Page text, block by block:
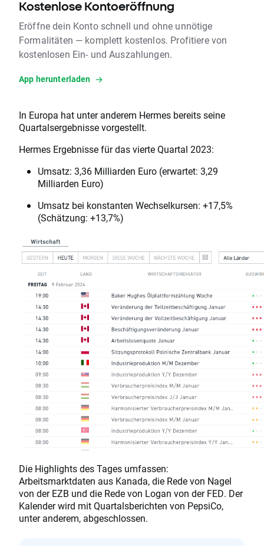
Kostenlose Kontoeröffnung
Eröffne dein Konto schnell und ohne unnötige
Formalitäten — komplett kostenlos. Profitiere von
kostenlosen Ein- und Auszahlungen.
App herunterladen
In Europa hat unter anderem Hermes bereits seine
Quartalsergebnisse vorgestellt.
Hermes Ergebnisse für das vierte Quartal 2023:
Umsatz: 3,36 Milliarden Euro (erwartet: 3,29
Milliarden Euro)
Umsatz bei konstanten Wechselkursen: +17,5%
(Schätzung: +13,7%)
Die Highlights des Tages umfassen:
Arbeitsmarktdaten aus Kanada, die Rede von Nagel
von der EZB und die Rede von Logan von der FED. Der
Kalender wird mit Quartalsberichten von PepsiCo,
unter anderem, abgeschlossen.